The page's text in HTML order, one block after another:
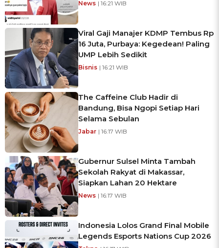
News | 16:21 WIB
Viral Gaji Manajer KDMP Tembus Rp
16 Juta, Purbaya: Kegedean! Paling
UMP Lebih Sedikit
Bisnis | 16:21 WIB
The Caffeine Club Hadir di
Bandung, Bisa Ngopi Setiap Hari
Selama Sebulan
Jabar | 16:17 WIB
Gubernur Sulsel Minta Tambah
Sekolah Rakyat di Makassar,
Siapkan Lahan 20 Hektare
News | 16:17 WIB
Indonesia Lolos Grand Final Mobile
Legends Esports Nations Cup 2026